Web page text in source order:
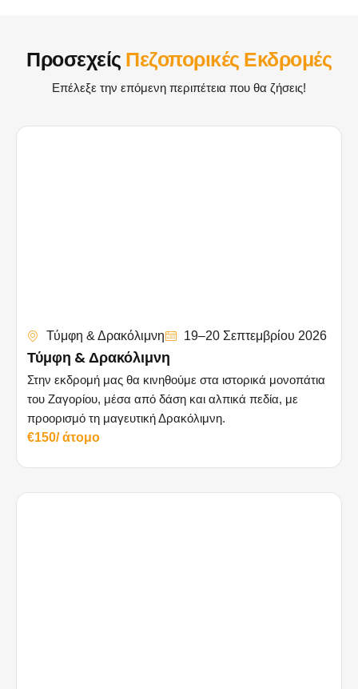
Προσεχείς Πεζοπορικές Εκδρομές
Επέλεξε την επόμενη περιπέτεια που θα ζήσεις!
Τύμφη & Δρακόλιμνη 19–20 Σεπτεμβρίου 2026
Τύμφη & Δρακόλιμνη
Στην εκδρομή μας θα κινηθούμε στα ιστορικά μονοπάτια
του Ζαγορίου, μέσα από δάση και αλπικά πεδία, με
προορισμό τη μαγευτική Δρακόλιμνη.
€150/ άτομο